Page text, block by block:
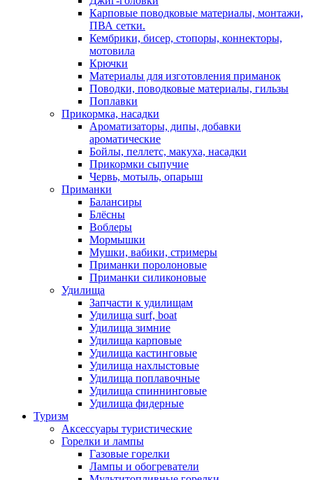
Карповые поводковые материалы, монтажи,
ПВА сетки.
Кембрики, бисер, стопоры, коннекторы,
мотовила
Крючки
Материалы для изготовления приманок
Поводки, поводковые материалы, гильзы
Поплавки
Прикормка, насадки
Ароматизаторы, дипы, добавки
ароматические
Бойлы, пеллетс, макуха, насадки
Прикормки сыпучие
Червь, мотыль, опарыш
Приманки
Балансиры
Блёсны
Воблеры
Мормышки
Мушки, вабики, стримеры
Приманки поролоновые
Приманки силиконовые
Удилища
Запчасти к удилищам
Удилища surf, boat
Удилища зимние
Удилища карповые
Удилища кастинговые
Удилища нахлыстовые
Удилища поплавочные
Удилища спиннинговые
Удилища фидерные
Туризм
Аксессуары туристические
Горелки и лампы
Газовые горелки
Лампы и обогреватели